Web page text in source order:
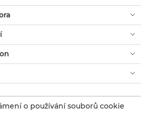
o používání souborů cookie